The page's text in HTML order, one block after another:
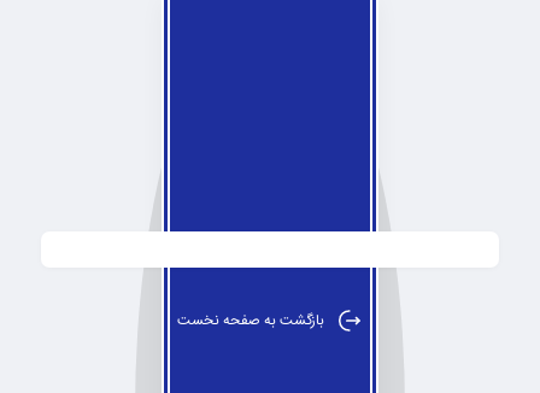
بازگشتبه صفحه نخست